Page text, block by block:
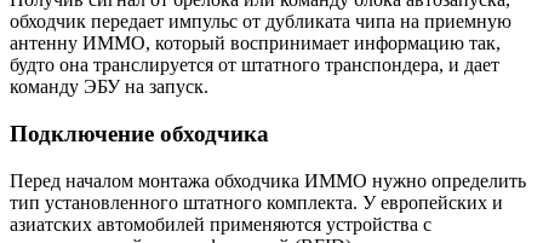
обходчик передает импульс от дубликата чипа на приемную
антенну ИММО, который воспринимает информацию так,
будто она транслируется от штатного транспондера, и дает
команду ЭБУ на запуск.
Подключение обходчика
Перед началом монтажа обходчика ИММО нужно определить
тип установленного штатного комплекта. У европейских и
азиатских автомобилей применяются устройства с